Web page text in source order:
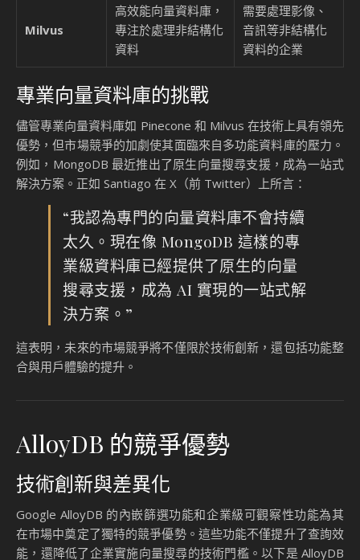
如果您正在尋找一個功能強大且高效的向量搜尋解決方案，
AlloyDB 的企業級可觀察性功能無疑是一個值得考慮的選擇。
能性！
Source: Google Enhances AlloyDB Vector Search with Inline
Filtering and Enterprise Observability
市場競爭與趨勢